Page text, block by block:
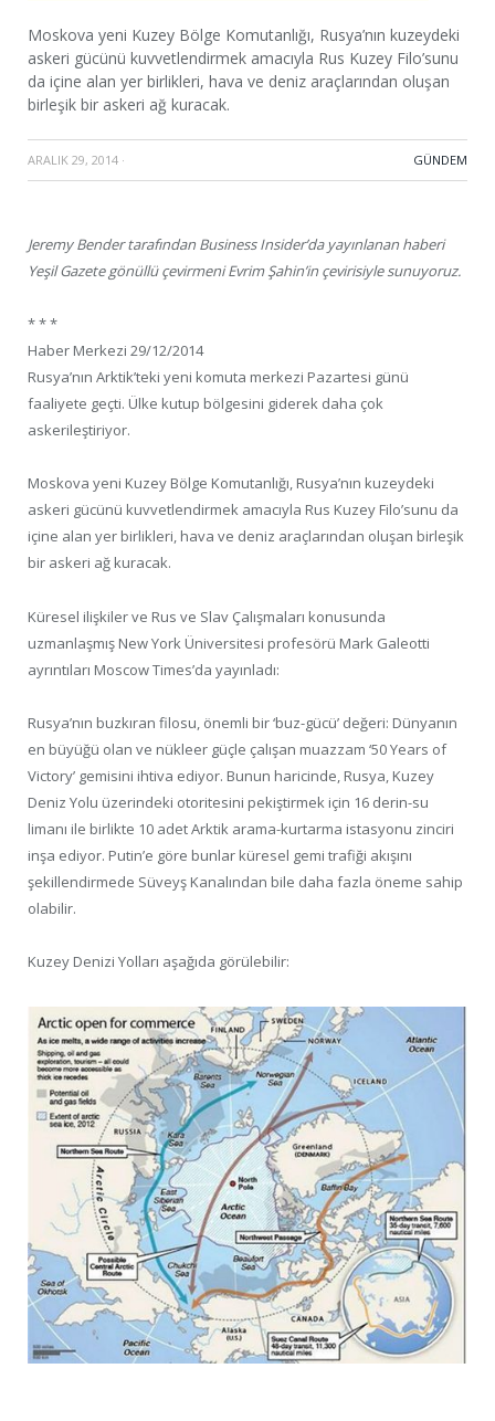
Moskova yeni Kuzey Bölge Komutanlığı, Rusya’nın kuzeydeki
askeri gücünü kuvvetlendirmek amacıyla Rus Kuzey Filo’sunu
da içine alan yer birlikleri, hava ve deniz araçlarından oluşan
birleşik bir askeri ağ kuracak.
ARALIK 29, 2014 · GÜNDEM
Jeremy Bender tarafından Business Insider’da yayınlanan haberi
Yeşil Gazete gönüllü çevirmeni Evrim Şahin’in çevirisiyle sunuyoruz.
* * *
Haber Merkezi 29/12/2014
Rusya’nın Arktik’teki yeni komuta merkezi Pazartesi günü
faaliyete geçti. Ülke kutup bölgesini giderek daha çok
askerileştiriyor.
Moskova yeni Kuzey Bölge Komutanlığı, Rusya’nın kuzeydeki
askeri gücünü kuvvetlendirmek amacıyla Rus Kuzey Filo’sunu da
içine alan yer birlikleri, hava ve deniz araçlarından oluşan birleşik
bir askeri ağ kuracak.
Küresel ilişkiler ve Rus ve Slav Çalışmaları konusunda
uzmanlaşmış New York Üniversitesi profesörü Mark Galeotti
ayrıntıları Moscow Times’da yayınladı:
Rusya’nın buzkıran filosu, önemli bir ‘buz-gücü’ değeri: Dünyanın
en büyüğü olan ve nükleer güçle çalışan muazzam ‘50 Years of
Victory’ gemisini ihtiva ediyor. Bunun haricinde, Rusya, Kuzey
Deniz Yolu üzerindeki otoritesini pekiştirmek için 16 derin-su
limanı ile birlikte 10 adet Arktik arama-kurtarma istasyonu zinciri
inşa ediyor. Putin’e göre bunlar küresel gemi trafiği akışını
şekillendirmede Süveyş Kanalından bile daha fazla öneme sahip
olabilir.
Kuzey Denizi Yolları aşağıda görülebilir: